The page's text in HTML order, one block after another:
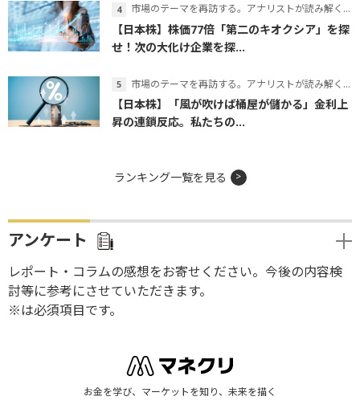
市場のテーマを再訪する。アナリストが読み解くテーマの本質
【日本株】株価77倍「第二のキオクシア」を探
せ！次の大化け企業を探...
市場のテーマを再訪する。アナリストが読み解くテーマの本質
【日本株】「風が吹けば桶屋が儲かる」金利上
昇の連鎖反応。私たちの...
ランキング一覧を見る
アンケート
レポート・コラムの感想をお寄せください。今後の内容検
討等に参考にさせていただきます。
※は必須項目です。
お金を学び、マーケットを知り、未来を描く